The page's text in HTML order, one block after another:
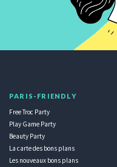
PARIS-FRIENDLY
Free Troc Party
Play Game Party
Beauty Party
La carte des bons plans
Les nouveaux bons plans